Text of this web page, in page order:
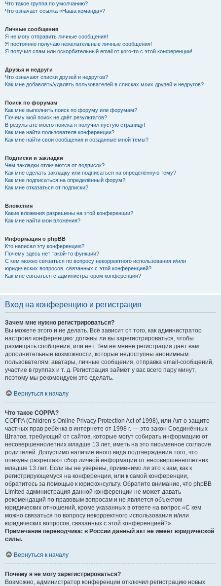
Что такое группа по умолчанию?
Что означает ссылка «Наша команда»?
Личные сообщения
Я не могу отправить личные сообщения!
Я постоянно получаю нежелательные личные сообщения!
Я получил спам или оскорбительный email от кого-то с этой конференции!
Друзья и недруги
Что означают списки друзей и недругов?
Как мне добавлять/удалять пользователей в списках моих друзей и недругов?
Поиск по форумам
Как мне выполнить поиск по форуму или форумам?
Почему мой поиск не даёт результатов?
В результате моего поиска я получил пустую страницу!
Как мне найти пользователя конференции?
Как мне найти свои сообщения и созданные мной темы?
Подписки и закладки
Чем закладки отличаются от подписок?
Как мне сделать закладку или подписаться на определённую тему?
Как мне подписаться на определённый форум?
Как мне отказаться от подписки?
Вложения
Какие вложения разрешены на этой конференции?
Как мне найти мои вложения?
Информация о phpBB
Кто написал эту конференцию?
Почему здесь нет такой-то функции?
С кем можно связаться по вопросу некорректного использования и/или
юридических вопросов, связанных с этой конференцией?
Как мне связаться с администратором конференции?
Вход на конференцию и регистрация
Зачем мне нужно регистрироваться?
Вы можете этого и не делать. Всё зависит от того, как администратор
настроил конференцию: должны ли вы зарегистрироваться, чтобы
размещать сообщения, или нет. Тем не менее регистрация даёт вам
дополнительные возможности, которые недоступны анонимным
пользователям: аватары, личные сообщения, отправка email-сообщений,
участие в группах и т. д. Регистрация займёт у вас всего пару минут,
поэтому мы рекомендуем это сделать.
Вернуться к началу
Что такое COPPA?
COPPA (Children’s Online Privacy Protection Act of 1998), или Акт о защите
частных прав ребёнка в интернете от 1998 г. — это закон Соединённых
Штатов, требующий от сайтов, которые могут собирать информацию от
несовершеннолетних младше 13 лет, иметь на это письменное согласие
родителей. Допустимо наличие иного вида подтверждения того, что
опекуны разрешают сбор личной информации от несовершеннолетних
младше 13 лет. Если вы не уверены, применимо ли это к вам, как к
регистрирующемуся на конференции, или к самой конференции,
обратитесь за помощью к юрисконсульту. Обратите внимание, что phpBB
Limited администрация данной конференции не может давать
рекомендаций по правовым вопросам и не является объектом
юридических отношений, кроме указанных в ответе на вопрос «С кем
можно связаться по вопросу некорректного использования и/или
юридических вопросов, связанных с этой конференцией?».
Примечание переводчика: в России данный акт не имеет юридической
силы..
Вернуться к началу
Почему я не могу зарегистрироваться?
Возможно, администратор конференции отключил регистрацию новых